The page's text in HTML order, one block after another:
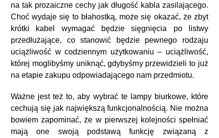
na tak prozaiczne cechy jak długość kabla zasilającego.
Choć wydaje się to błahostką, może się okazać, że zbyt
krótki kabel wymagać będzie sięgnięcia po listwy
przedłużające, co stanowić będzie pewnego rodzaju
uciążliwość w codziennym użytkowaniu – uciążliwość,
której moglibyśmy uniknąć, gdybyśmy przewidzieli to już
na etapie zakupu odpowiadającego nam przedmiotu.
Ważne jest też to, aby wybrać te lampy biurkowe, które
cechują się jak największą funkcjonalnością. Nie można
bowiem zapominać, że w pierwszej kolejności spełniać
mają one swoją podstawą funkcję związaną z